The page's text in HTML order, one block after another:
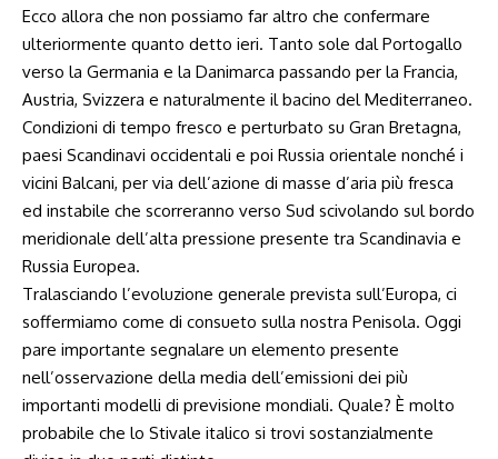
Ecco allora che non possiamo far altro che confermare
ulteriormente quanto detto ieri. Tanto sole dal Portogallo
verso la Germania e la Danimarca passando per la Francia,
Austria, Svizzera e naturalmente il bacino del Mediterraneo.
Condizioni di tempo fresco e perturbato su Gran Bretagna,
paesi Scandinavi occidentali e poi Russia orientale nonché i
vicini Balcani, per via dell’azione di masse d’aria più fresca
ed instabile che scorreranno verso Sud scivolando sul bordo
meridionale dell’alta pressione presente tra Scandinavia e
Russia Europea.
Tralasciando l’evoluzione generale prevista sull’Europa, ci
soffermiamo come di consueto sulla nostra Penisola. Oggi
pare importante segnalare un elemento presente
nell’osservazione della media dell’emissioni dei più
importanti modelli di previsione mondiali. Quale? È molto
probabile che lo Stivale italico si trovi sostanzialmente